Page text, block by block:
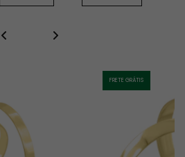
FRETE GRÁTIS